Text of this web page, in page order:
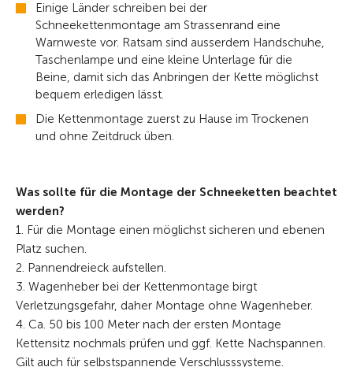
Einige Länder schreiben bei der
Schneekettenmontage am Strassenrand eine
Warnweste vor. Ratsam sind ausserdem Handschuhe,
Taschenlampe und eine kleine Unterlage für die
Beine, damit sich das Anbringen der Kette möglichst
bequem erledigen lässt.
Die Kettenmontage zuerst zu Hause im Trockenen
und ohne Zeitdruck üben.
Was sollte für die Montage der Schneeketten beachtet
werden?
1. Für die Montage einen möglichst sicheren und ebenen
Platz suchen.
2. Pannendreieck aufstellen.
3. Wagenheber bei der Kettenmontage birgt
Verletzungsgefahr, daher Montage ohne Wagenheber.
4. Ca. 50 bis 100 Meter nach der ersten Montage
Kettensitz nochmals prüfen und ggf. Kette Nachspannen.
Gilt auch für selbstspannende Verschlusssysteme.